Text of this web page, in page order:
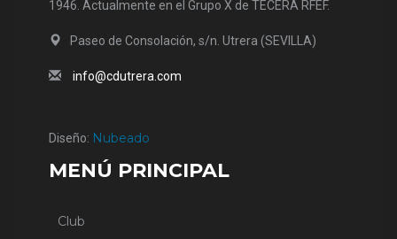
1946. Actualmente en el Grupo X de TECERA RFEF.
Paseo de Consolación, s/n. Utrera (SEVILLA)
info@cdutrera.com
Diseño: Nubeado
MENÚ PRINCIPAL
Club